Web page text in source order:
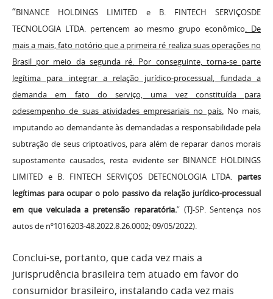
“BINANCE HOLDINGS LIMITED e B. FINTECH SERVIÇOSDE
TECNOLOGIA LTDA. pertencem ao mesmo grupo econômico. De
mais a mais, fato notório que a primeira ré realiza suas operações no
Brasil por meio da segunda ré. Por conseguinte, torna-se parte
legítima para integrar a relação jurídico-processual, fundada a
demanda em fato do serviço, uma vez constituída para
odesempenho de suas atividades empresariais no país.No mais,
imputando ao demandante às demandadas a responsabilidade pela
subtração de seus criptoativos, para além de reparar danos morais
supostamente causados, resta evidente ser BINANCE HOLDINGS
LIMITED e B. FINTECH SERVIÇOS DETECNOLOGIA LTDA. partes
legítimas para ocupar o polo passivo da relação jurídico-processual
em que veiculada a pretensão reparatória.” (TJ-SP. Sentença nos
autos de nº1016203-48.2022.8.26.0002; 09/05/2022).
Conclui-se, portanto, que cada vez mais a
jurisprudência brasileira tem atuado em favor do
consumidor brasileiro, instalando cada vez mais